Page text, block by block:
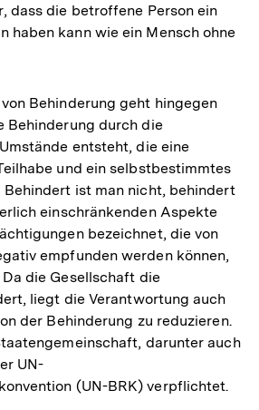
dass die betroffene Person ein
haben kann wie ein Mensch ohne
Behinderung geht hingegen
Behinderung durch die
entsteht, die eine
und ein selbstbestimmtes
Behindert ist man nicht, behindert
einschränkenden Aspekte
bezeichnet, die von
empfunden werden können,
die Gesellschaft die
liegt die Verantwortung auch
der Behinderung zu reduzieren.
darunter auch
UN-
(UN-BRK) verpflichtet.